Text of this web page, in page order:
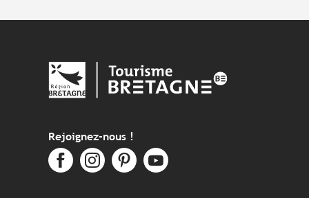
Rejoignez-nous !